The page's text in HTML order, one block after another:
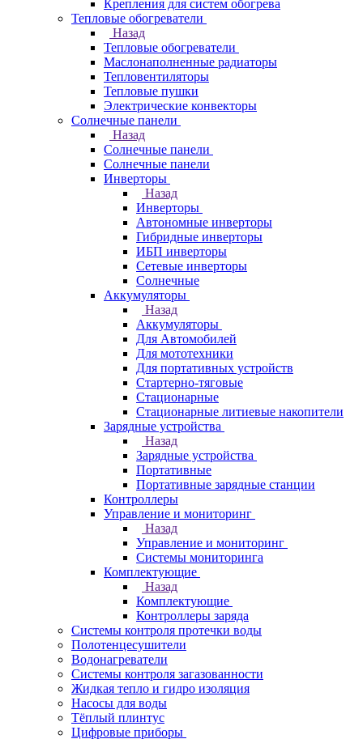
Крепления для систем обогрева
Тепловые обогреватели
Назад
Тепловые обогреватели
Маслонаполненные радиаторы
Тепловентиляторы
Тепловые пушки
Электрические конвекторы
Солнечные панели
Назад
Солнечные панели
Солнечные панели
Инверторы
Назад
Инверторы
Автономные инверторы
Гибридные инверторы
ИБП инверторы
Сетевые инверторы
Солнечные
Аккумуляторы
Назад
Аккумуляторы
Для Автомобилей
Для мототехники
Для портативных устройств
Стартерно-тяговые
Стационарные
Стационарные литиевые накопители
Зарядные устройства
Назад
Зарядные устройства
Портативные
Портативные зарядные станции
Контроллеры
Управление и мониторинг
Назад
Управление и мониторинг
Системы мониторинга
Комплектующие
Назад
Комплектующие
Контроллеры заряда
Системы контроля протечки воды
Полотенцесушители
Водонагреватели
Системы контроля загазованности
Жидкая тепло и гидро изоляция
Насосы для воды
Тёплый плинтус
Цифровые приборы